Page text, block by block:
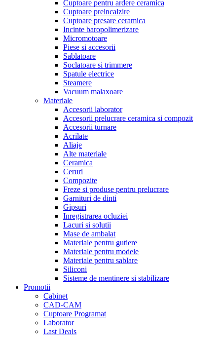
Cuptoare pentru ardere ceramica
Cuptoare preincalzire
Cuptoare presare ceramica
Incinte baropolimerizare
Micromotoare
Piese si accesorii
Sablatoare
Soclatoare si trimmere
Spatule electrice
Steamere
Vacuum malaxoare
Materiale
Accesorii laborator
Accesorii prelucrare ceramica si compozit
Accesorii turnare
Acrilate
Aliaje
Alte materiale
Ceramica
Ceruri
Compozite
Freze si produse pentru prelucrare
Garnituri de dinti
Gipsuri
Inregistrarea ocluziei
Lacuri si solutii
Mase de ambalat
Materiale pentru gutiere
Materiale pentru modele
Materiale pentru sablare
Siliconi
Sisteme de mentinere si stabilizare
Promotii
Cabinet
CAD-CAM
Cuptoare Programat
Laborator
Last Deals